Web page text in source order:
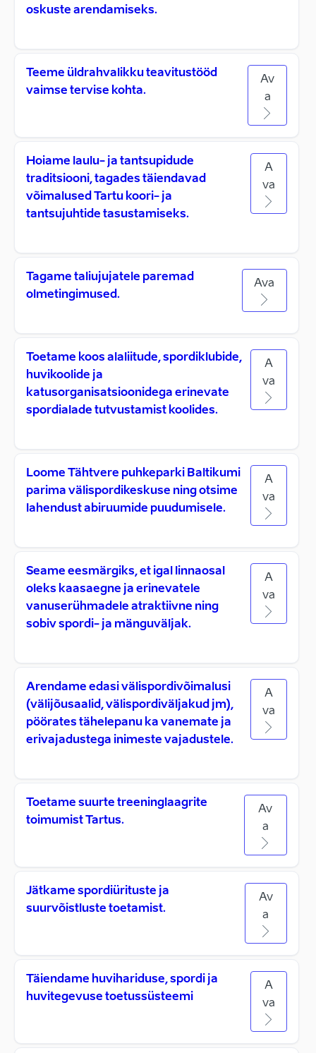
oskuste arendamiseks.
Teeme üldrahvalikku teavitustööd
vaimse tervise kohta.
Av
a
Hoiame laulu- ja tantsupidude
traditsiooni, tagades täiendavad
võimalused Tartu koori- ja
tantsujuhtide tasustamiseks.
A
va
Tagame taliujujatele paremad
olmetingimused.
Ava
Toetame koos alaliitude, spordiklubide,
huvikoolide ja
katusorganisatsioonidega erinevate
spordialade tutvustamist koolides.
A
va
Loome Tähtvere puhkeparki Baltikumi
parima välispordikeskuse ning otsime
lahendust abiruumide puudumisele.
A
va
Seame eesmärgiks, et igal linnaosal
oleks kaasaegne ja erinevatele
vanuserühmadele atraktiivne ning
sobiv spordi- ja mänguväljak.
A
va
Arendame edasi välispordivõimalusi
(välijõusaalid, välispordiväljakud jm),
pöörates tähelepanu ka vanemate ja
erivajadustega inimeste vajadustele.
A
va
Toetame suurte treeninglaagrite
toimumist Tartus.
Av
a
Jätkame spordiürituste ja
suurvõistluste toetamist.
Av
a
Täiendame huvihariduse, spordi ja
huvitegevuse toetussüsteemi
A
va